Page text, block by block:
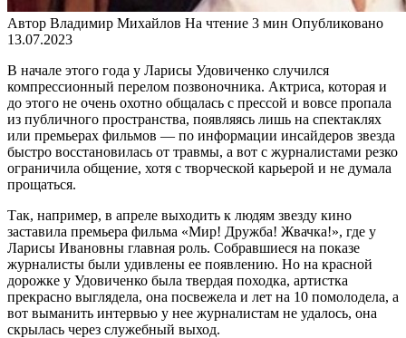
Автор Владимир Михайлов На чтение 3 мин Опубликовано
13.07.2023
В начале этого года у Ларисы Удовиченко случился
компрессионный перелом позвоночника. Актриса, которая и
до этого не очень охотно общалась с прессой и вовсе пропала
из публичного пространства, появляясь лишь на спектаклях
или премьерах фильмов — по информации инсайдеров звезда
быстро восстановилась от травмы, а вот с журналистами резко
ограничила общение, хотя с творческой карьерой и не думала
прощаться.
Так, например, в апреле выходить к людям звезду кино
заставила премьера фильма «Мир! Дружба! Жвачка!», где у
Ларисы Ивановны главная роль. Собравшиеся на показе
журналисты были удивлены ее появлению. Но на красной
дорожке у Удовиченко была твердая походка, артистка
прекрасно выглядела, она посвежела и лет на 10 помолодела, а
вот выманить интервью у нее журналистам не удалось, она
скрылась через служебный выход.